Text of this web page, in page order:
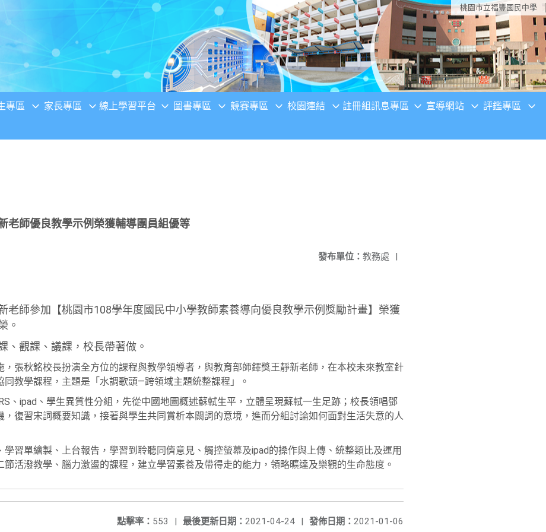
桃園市立福豐國民中學
專區 家長專區 線上學習平台 圖書專區 競賽專區 校園連結 註冊組訊息專區 宣導網站 評鑑專區
老師優良教學示例榮獲輔導團員組優等
發布單位： 教務處 |
老師參加【桃園市108學年度國民中小學教師素養導向優良教學示例獎勵計畫】榮獲
。
、觀課、議課，校長帶著做。
，張秋銘校長扮演全方位的課程與教學領導者，與教育部師鐸獎王靜新老師，在本校未來教室針
教學課程，主題是「水調歌頭—跨領域主題統整課程」。
、ipad、學生異質性分組，先從中國地圖概述蘇軾生平，立體呈現蘇軾一生足跡；校長領唱鄧
，復習宋詞概要知識，接著與學生共同賞析本闕詞的意境，進而分組討論如何面對生活失意的人
習單繪製、上台報告，學習到聆聽同儕意見、觸控螢幕及ipad的操作與上傳、統整類比及運用
活潑教學、腦力激盪的課程，建立學習素養及帶得走的能力，領略曠達及樂觀的生命態度。
發佈日期： 2021-01-06
最後更新日期： 2021-04-24 |
點擊率： 553 |